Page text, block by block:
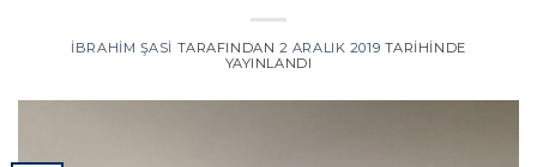
İBRAHIM ŞASI TARAFINDAN 2 ARALIK 2019 TARIHINDE
YAYINLANDI